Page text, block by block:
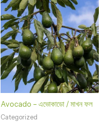
Avocado – এভোকাডো / মাখন ফল
Categorized